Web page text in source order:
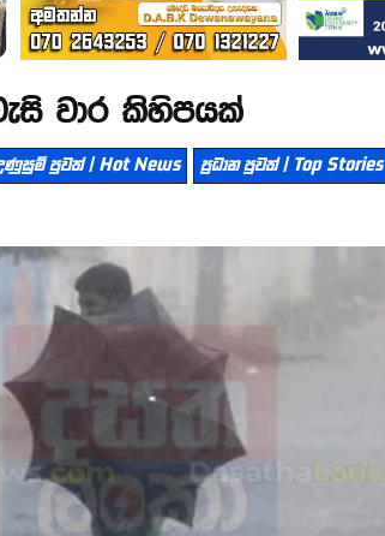
වාර කිහිපයක්
පුවත් | Hot News ප්‍රධාන පුවත් | Top Stories